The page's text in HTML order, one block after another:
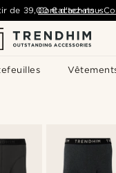
de 39,00 € d'achats-
Contactez-nous